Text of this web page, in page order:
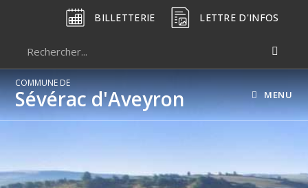
BILLETTERIE LETTRE D'INFOS
COMMUNE DE
Sévérac d'Aveyron MENU